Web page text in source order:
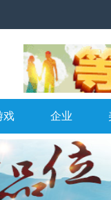
戏 企业